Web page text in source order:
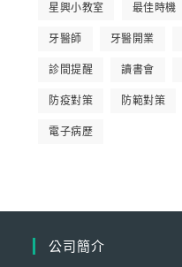
星興小教室 最佳時機
牙醫師 牙醫開業
診間提醒 讀書會
防疫對策 防範對策
電子病歷
公司簡介